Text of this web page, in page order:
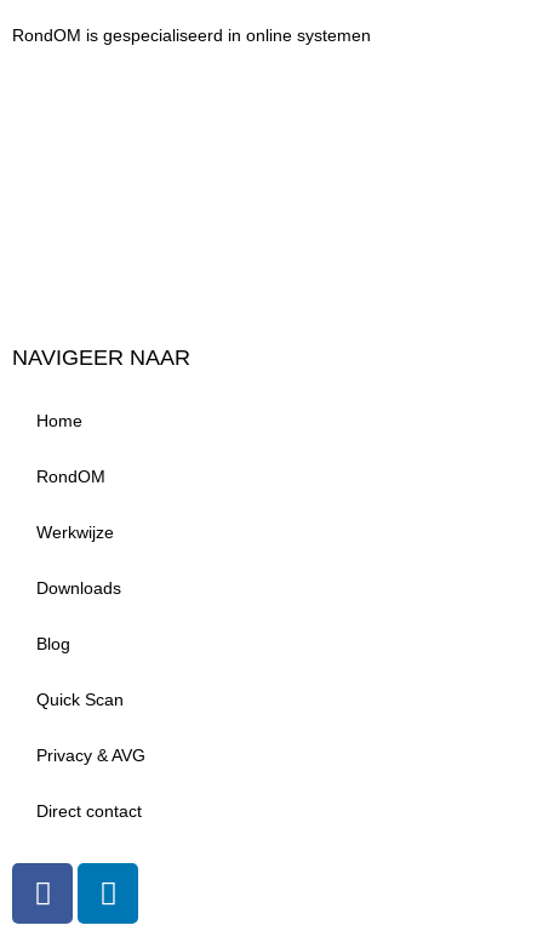
RondOM is gespecialiseerd in online systemen
NAVIGEER NAAR
Home
RondOM
Werkwijze
Downloads
Blog
Quick Scan
Privacy & AVG
Direct contact